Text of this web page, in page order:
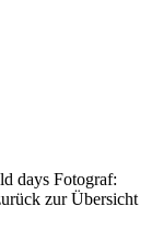
days Fotograf:
zur Übersicht